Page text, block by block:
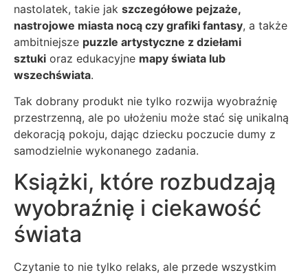
nastolatek, takie jak szczegółowe pejzaże,
nastrojowe miasta nocą czy grafiki fantasy, a także
ambitniejsze puzzle artystyczne z dziełami
sztuki oraz edukacyjne mapy świata lub
wszechświata.
Tak dobrany produkt nie tylko rozwija wyobraźnię
przestrzenną, ale po ułożeniu może stać się unikalną
dekoracją pokoju, dając dziecku poczucie dumy z
samodzielnie wykonanego zadania.
Książki, które rozbudzają
wyobraźnię i ciekawość
świata
Czytanie to nie tylko relaks, ale przede wszystkim